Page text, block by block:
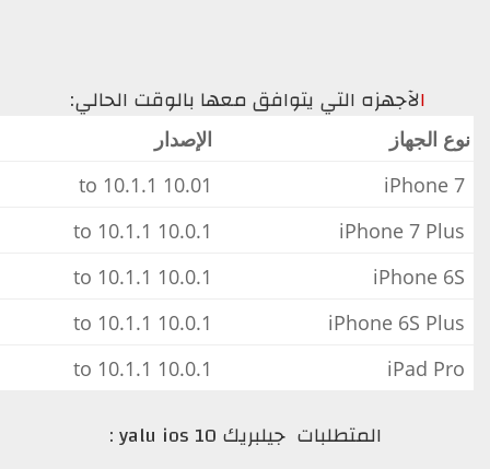
لآجهزه التي يتوافق معها بالوقت الحالي:
الجهاز
الإصدار
المتطلبات جيلبريك yalu ios 10 :